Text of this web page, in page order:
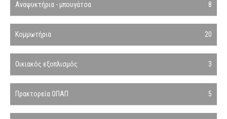
Αναψυκτήρια - μπουγάτσα 8
Κομμωτήρια 20
Οικιακός εξοπλισμός 3
Πρακτορεία ΟΠΑΠ 5